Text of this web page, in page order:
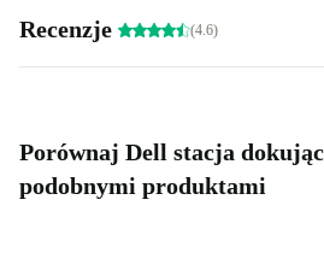
Recenzje (4.6)
Porównaj Dell stacja
podobnymi produktami